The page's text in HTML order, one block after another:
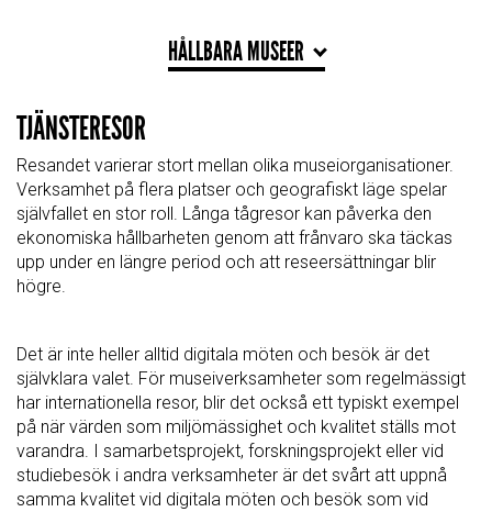
HÅLLBARA MUSEER
TJÄNSTERESOR
Resandet varierar stort mellan olika museiorganisationer.
Verksamhet på flera platser och geografiskt läge spelar
självfallet en stor roll. Långa tågresor kan påverka den
ekonomiska hållbarheten genom att frånvaro ska täckas
upp under en längre period och att reseersättningar blir
högre.
Det är inte heller alltid digitala möten och besök är det
självklara valet. För museiverksamheter som regelmässigt
har internationella resor, blir det också ett typiskt exempel
på när värden som miljömässighet och kvalitet ställs mot
varandra. I samarbetsprojekt, forskningsprojekt eller vid
studiebesök i andra verksamheter är det svårt att uppnå
samma kvalitet vid digitala möten och besök som vid